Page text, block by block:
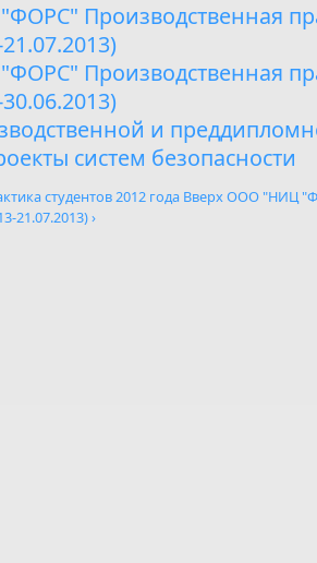
Производственная
Производственная
и
систем безопасности
студентов 2012 года ВверхООО "НИЦ
21.07.2013) ›